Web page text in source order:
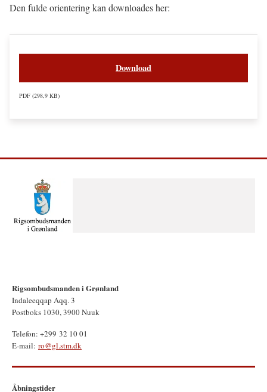
Den fulde orientering kan downloades her:
Download
PDF 298,9 KB
Rigsombudsmanden i Grønland
Indaleeqqap Aqq. 3
Postboks 1030, 3900 Nuuk
Telefon: +299 32 10 01
E-mail: ro@gl.stm.dk
Åbningstider